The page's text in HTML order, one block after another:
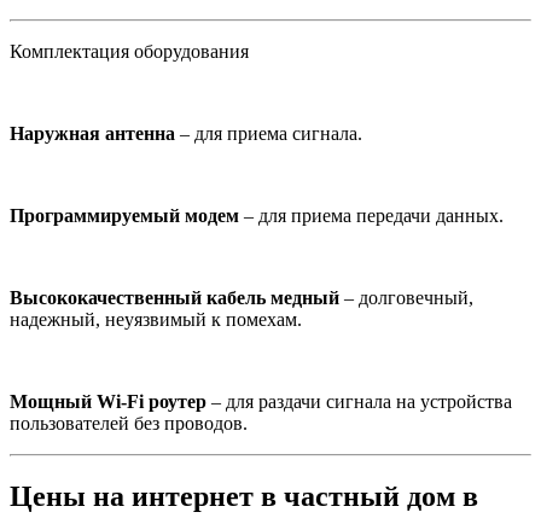
Комплектация оборудования
Наружная антенна – для приема сигнала.
Программируемый модем – для приема передачи данных.
Высококачественный кабель медный – долговечный,
надежный, неуязвимый к помехам.
Мощный Wi-Fi роутер – для раздачи сигнала на устройства
пользователей без проводов.
Цены на интернет в частный дом в